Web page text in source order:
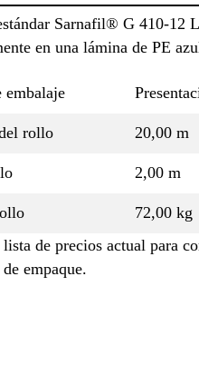
Sarnafil® G 410-12
en una lámina de PE
embalaje
rollo 20,00 m
2,00 m
72,00 kg
de precios actual para
empaque.